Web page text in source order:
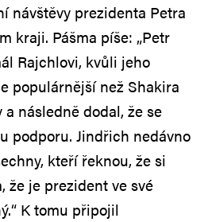
návštěvy prezidenta Petra
kraji. Pášma píše: „Petr
Rajchlovi, kvůli jeho
populárnější než Shakira
následně dodal, že se
podporu. Jindřich nedávno
kteří řeknou, že si
že je prezident ve své
K tomu připojil